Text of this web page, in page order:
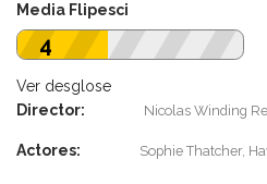
Media Flipesci
4
Ver desglose
Director:
Nicolas Winding
Actores: Sophie Thatcher,